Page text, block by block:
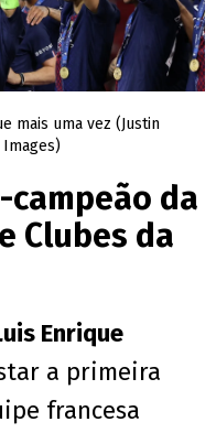
mais uma vez (Justin
campeão da
Clubes da
Enrique
a primeira
francesa